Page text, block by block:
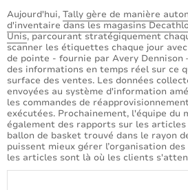
Aujourd'hui, Tally gère de manière
d'inventaire dans les magasins
Unis, parcourant stratégiquement
scanner les étiquettes chaque jour
de pointe - fournie par Avery Dennison
des informations en temps réel sur ce
surface des ventes. Les données
envoyées au système d'information
les commandes de
exécutées. Prochainement, l'équipe du
également des rapports sur les articles
ballon de basket trouvé dans le rayon
puissent mieux gérer l’organisation
les articles sont là où les clients